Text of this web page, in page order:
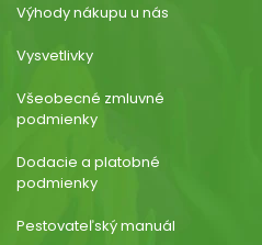
Výhody nákupu u nás
Vysvetlivky
Všeobecné zmluvné
podmienky
Dodacie a platobné
podmienky
Pestovateľský manuál